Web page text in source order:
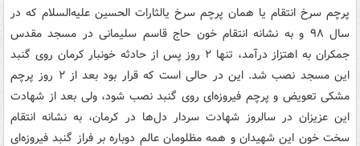
fullscreen
پرچم سرخ انتقام یا همان پرچم سرخ یالثارات الحسین علیه‌السلام که در
سال ۹۸ و به نشانه انتقام خون حاج قاسم سلیمانی در مسجد مقدس
جمکران به اهتزاز درآمد، تنها ۲ روز پس از حادثه خونبار کرمان روی گنبد
این مسجد نصب شد. این در حالی است که قرار بود بعد از ۲ روز پرچم
مشکی تعویض و پرچم فیروزه‌ای روی گنبد نصب شود، ولی بعد از شهادت
این عزیزان در سالروز شهادت سردار دل‌ها در کرمان، به نشانه انتقام
سخت خون این شهیدان و همه مظلومان عالم دوباره بر فراز گنبد فیروزه‌ای